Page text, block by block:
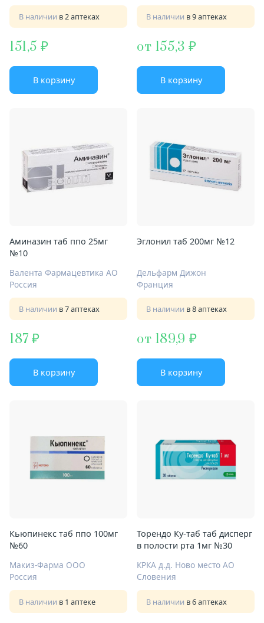
В наличии в 2 аптеках
151,5
В корзину
В наличии в 9 аптеках
от 155,3
В корзину
Аминазин таб ппо 25мг
№10
Валента Фармацевтика АО
Россия
В наличии в 7 аптеках
187
В корзину
Эглонил таб 200мг №12
Дельфарм Дижон
Франция
В наличии в 8 аптеках
от 189,9
В корзину
Кьюпинекс таб ппо 100мг
№60
Макиз-Фарма ООО
Россия
В наличии в 1 аптеке
Торендо Ку-таб таб дисперг
в полости рта 1мг №30
КРКА д.д. Ново место АО
Словения
В наличии в 6 аптеках